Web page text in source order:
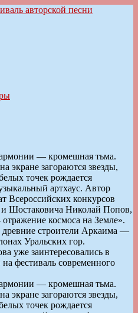
песни
— кромешная тьма.
экране загораются звезды,
точек рождается
артхаус. Автор
Всероссийских конкурсов
Шостаковича Николай Попов,
космоса на Земле».
древние строители Аркаима —
Уральских гор.
уже заинтересовались в
фестиваль современного
— кромешная тьма.
экране загораются звезды,
точек рождается